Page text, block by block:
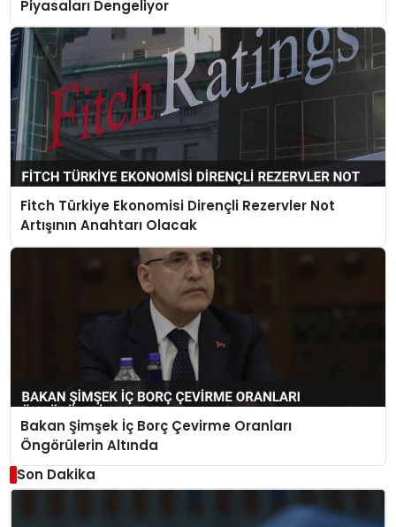
Piyasaları Dengeliyor
Fitch Türkiye Ekonomisi Dirençli Rezervler Not
Artışının Anahtarı Olacak
Bakan Şimşek İç Borç Çevirme Oranları
Öngörülerin Altında
Son Dakika